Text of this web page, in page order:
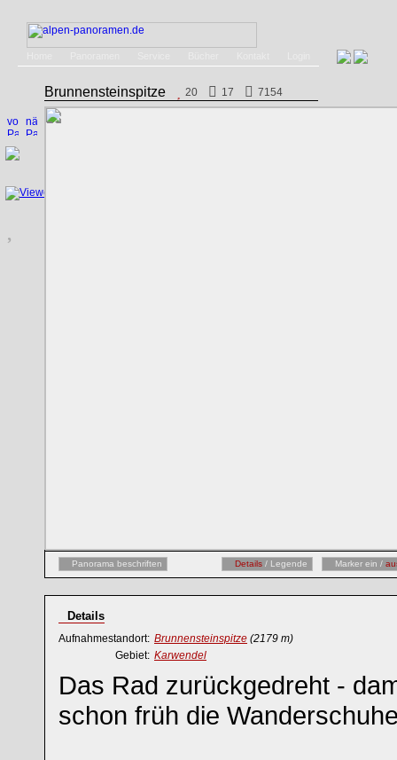
Brunnensteinspitze 20 17 7154
Panorama beschriften Details / Legende Marker ein /
Details
Aufnahmestandort: Brunnensteinspitze (2179 m)
Gebiet: Karwendel
Das Rad zurückgedreht -
schon früh die